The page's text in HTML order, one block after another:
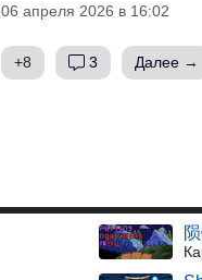
06 апреля 2026 в 16:02
+8 3 Далее →